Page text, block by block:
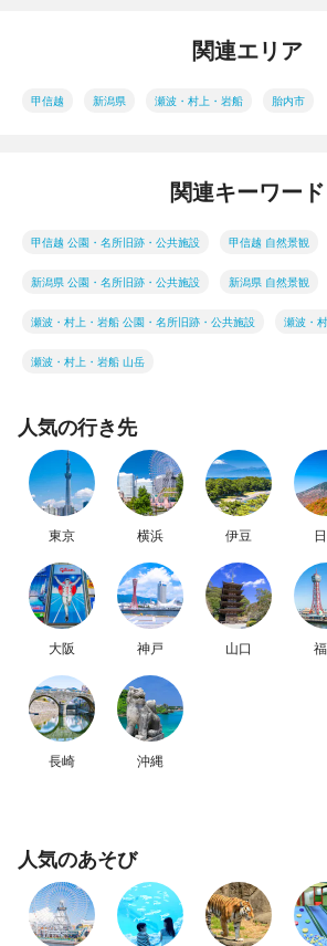
関連エリア
甲信越 新潟県 瀬波・村上・岩船 胎内市
関連キーワード
甲信越 公園・名所旧跡・公共施設 甲信越 自然景観
新潟県 公園・名所旧跡・公共施設 新潟県 自然景観
瀬波・村上・岩船 公園・名所旧跡・公共施設 瀬波・
瀬波・村上・岩船 山岳
人気の行き先
東京 横浜 伊豆
大阪 神戸 山口
長崎 沖縄
人気のあそび